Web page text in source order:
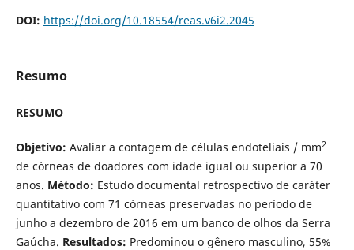
DOI: https://doi.org/10.18554/reas.v6i2.2045
Resumo
RESUMO
Objetivo: Avaliar a contagem de células endoteliais / mm2
de córneas de doadores com idade igual ou superior a 70
anos. Método: Estudo documental retrospectivo de caráter
quantitativo com 71 córneas preservadas no período de
junho a dezembro de 2016 em um banco de olhos da Serra
Gaúcha. Resultados: Predominou o gênero masculino, 55%